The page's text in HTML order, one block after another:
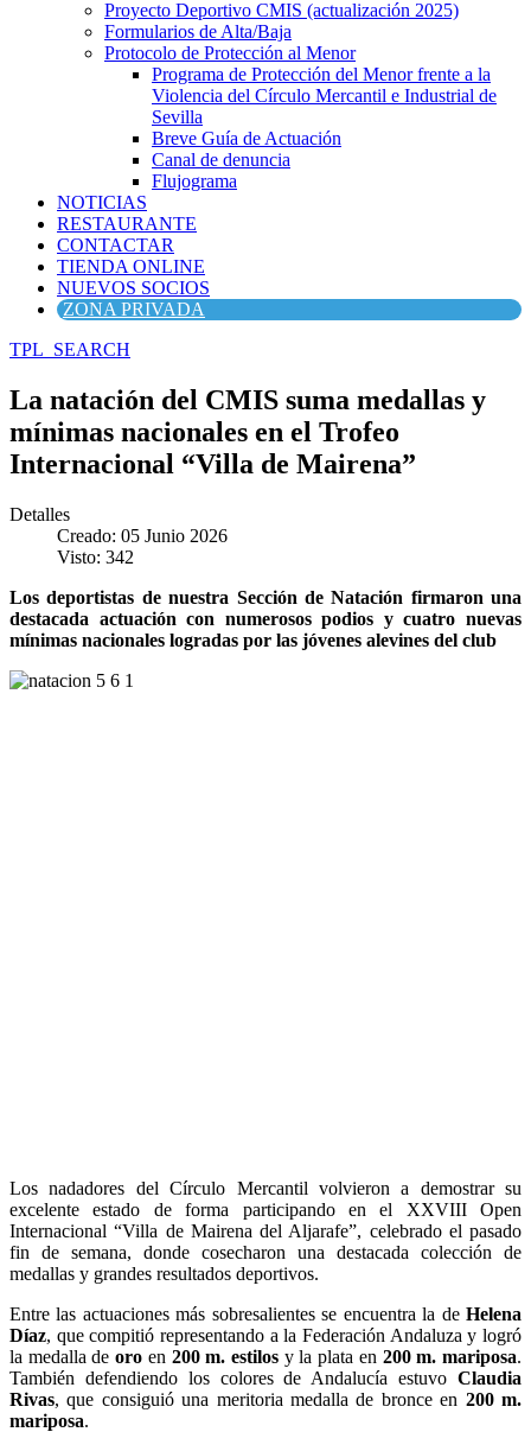
Proyecto Deportivo CMIS (actualización 2025)
Formularios de Alta/Baja
Protocolo de Protección al Menor
Programa de Protección del Menor frente a la
Violencia del Círculo Mercantil e Industrial de
Sevilla
Breve Guía de Actuación
Canal de denuncia
Flujograma
NOTICIAS
RESTAURANTE
CONTACTAR
TIENDA ONLINE
NUEVOS SOCIOS
ZONA PRIVADA
TPL_SEARCH
La natación del CMIS suma medallas y
mínimas nacionales en el Trofeo
Internacional “Villa de Mairena”
Detalles
Creado: 05 Junio 2026
Visto: 342
Los deportistas de nuestra Sección de Natación firmaron una
destacada actuación con numerosos podios y cuatro nuevas
mínimas nacionales logradas por las jóvenes alevines del club
Los nadadores del Círculo Mercantil volvieron a demostrar su
excelente estado de forma participando en el XXVIII Open
Internacional “Villa de Mairena del Aljarafe”, celebrado el pasado
fin de semana, donde cosecharon una destacada colección de
medallas y grandes resultados deportivos.
Entre las actuaciones más sobresalientes se encuentra la de Helena
Díaz, que compitió representando a la Federación Andaluza y logró
la medalla deoro en 200 m. estilos y la plata en 200 m. mariposa.
También defendiendo los colores de Andalucía estuvo Claudia
Rivas, que consiguió una meritoria medalla de bronce en 200 m.
mariposa.